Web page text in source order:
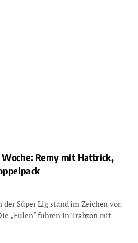
Remy mit Hattrick,
Süper Lig stand im Zeichen von
„Eulen“ fuhren in Trabzon mit